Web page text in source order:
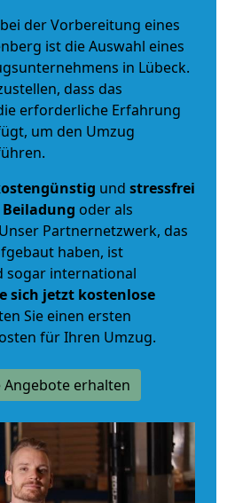
der Vorbereitung eines
ist die Auswahl eines
in Lübeck.
dass das
erforderliche Erfahrung
um den Umzug
und stressfrei
Beiladung oder als
Partnernetzwerk, das
haben, ist
sogar international
sich jetzt kostenlose
Sie einen ersten
für Ihren Umzug.
Angebote erhalten